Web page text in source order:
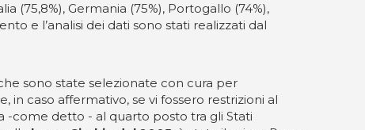
(75,8%), Germania (75%), Portogallo (74%),
e l’analisi dei dati sono stati realizzati dal
sono state selezionate con cura per
caso affermativo, se vi fossero restrizioni al
-come detto - al quarto posto tra gli Stati